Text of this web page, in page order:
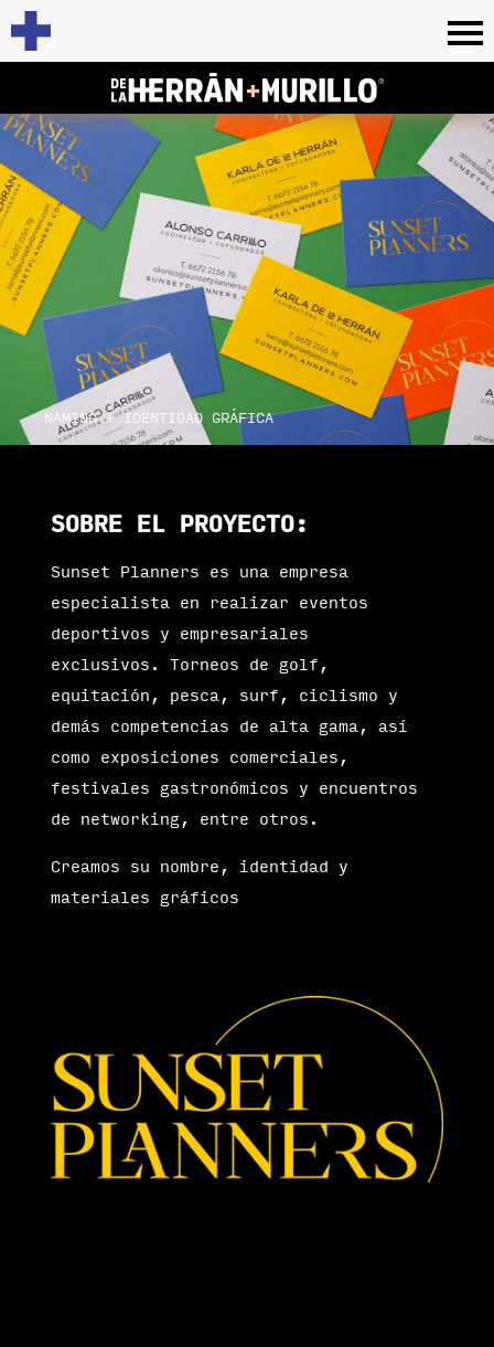
NAMING + IDENTIDAD GRÁFICA
SOBRE EL PROYECTO:
Sunset Planners es una empresa
especialista en realizar eventos
deportivos y empresariales
exclusivos. Torneos de golf,
equitación, pesca, surf, ciclismo y
demás competencias de alta gama, así
como exposiciones comerciales,
festivales gastronómicos y encuentros
de networking, entre otros.
Creamos su nombre, identidad y
materiales gráficos